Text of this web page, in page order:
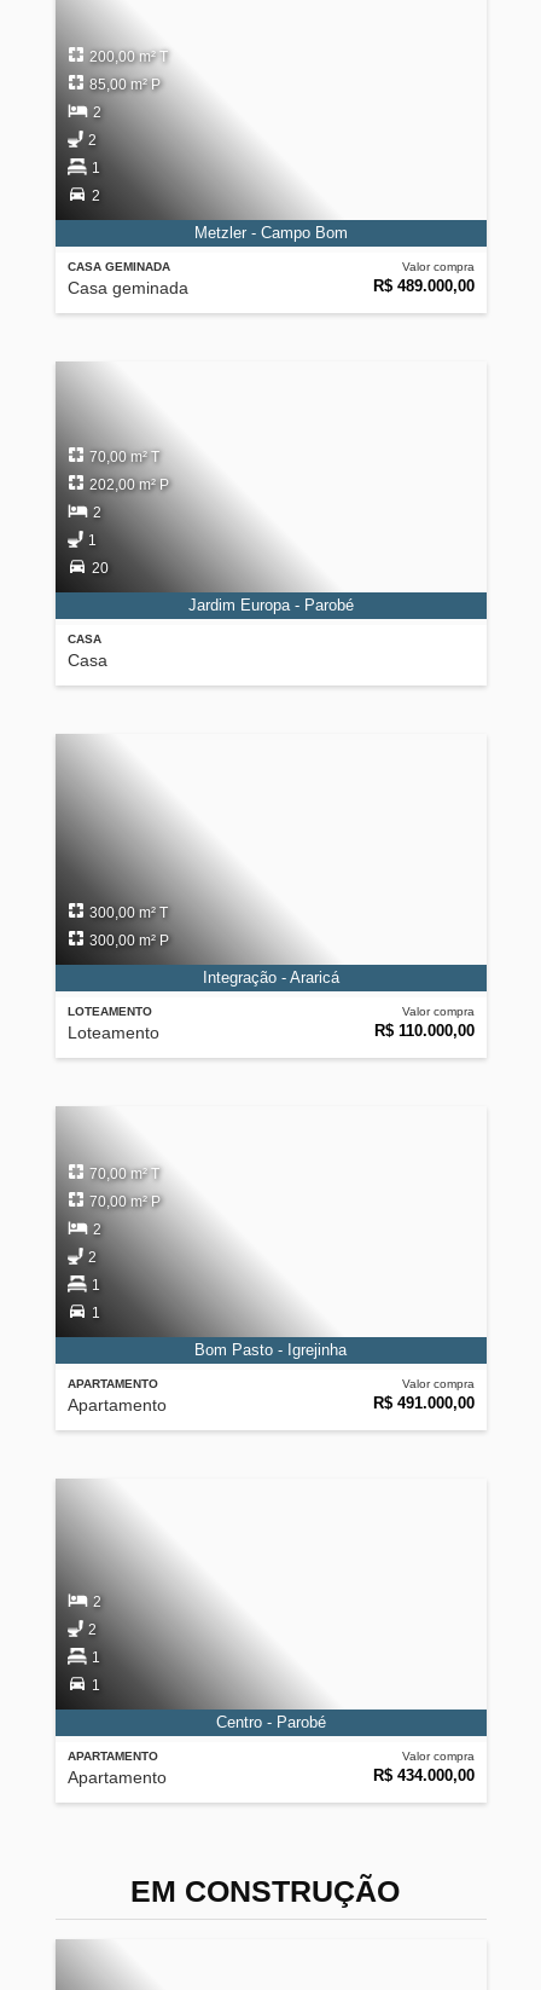
CASA GEMINADA
Casa geminada
Valor compra
R$ 489.000,00
200,00 m² T
85,00 m² P
2
2
1
2
Metzler - Campo Bom
CASA
Casa
70,00 m² T
202,00 m² P
2
1
20
Jardim Europa - Parobé
LOTEAMENTO
Loteamento
Valor compra
R$ 110.000,00
300,00 m² T
300,00 m² P
Integração - Araricá
APARTAMENTO
Apartamento
Valor compra
R$ 491.000,00
70,00 m² T
70,00 m² P
2
2
1
1
Bom Pasto - Igrejinha
APARTAMENTO
Apartamento
Valor compra
R$ 434.000,00
2
2
1
1
Centro - Parobé
EM CONSTRUÇÃO